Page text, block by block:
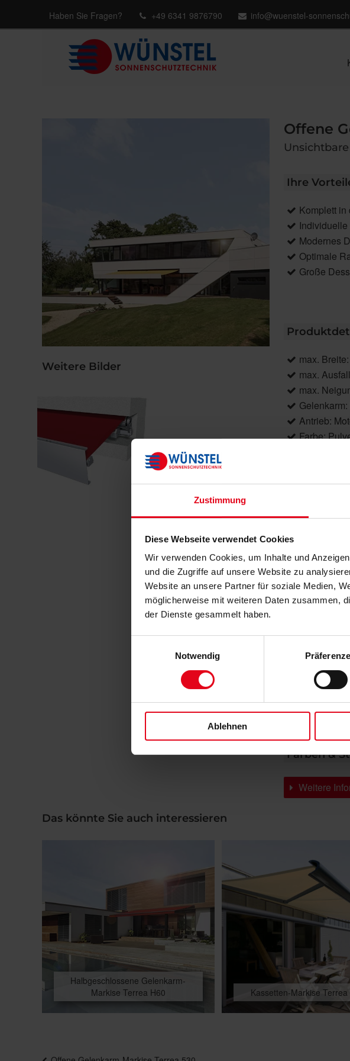
Zustimmung
Diese Webseite verwendet Cookies
Wir verwenden Cookies, um Inhalte und
und die Zugriffe auf unsere Website zu
Website an unsere Partner für soziale Medien,
möglicherweise mit weiteren Daten zusammen,
der Dienste gesammelt haben.
Notwendig
Ablehnen
Haben Sie Fragen? +49 6341 9876790 info@wuenstel-
Offene
Ihre
Komplett in
Modernes
Optimale
Große
max.
max.
max.
Antrieb:
Farbe:
Mit dieser
ein
unsichtbaren
WMS
Weitere
Farben &
Weitere
Weitere Bilder
Das könnte Sie auch interessieren
Halbgeschlossene Gelenkarm-
Markise Terrea H60
Kassetten-Markise Terrea
Beitragsnavigation